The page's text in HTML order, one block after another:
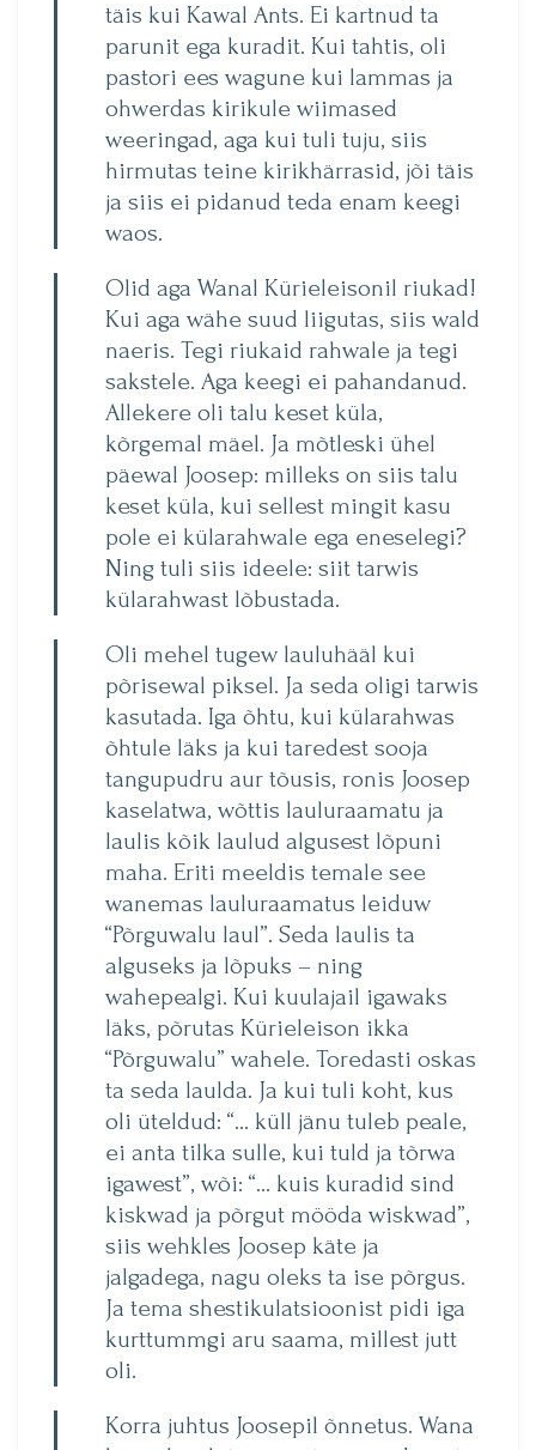
täis kui Kawal Ants. Ei kartnud ta
parunit ega kuradit. Kui tahtis, oli
pastori ees wagune kui lammas ja
ohwerdas kirikule wiimased
weeringad, aga kui tuli tuju, siis
hirmutas teine kirikhärrasid, jõi täis
ja siis ei pidanud teda enam keegi
waos.
Olid aga Wanal Kürieleisonil riukad!
Kui aga wähe suud liigutas, siis wald
naeris. Tegi riukaid rahwale ja tegi
sakstele. Aga keegi ei pahandanud.
Allekere oli talu keset küla,
kõrgemal mäel. Ja mõtleski ühel
päewal Joosep: milleks on siis talu
keset küla, kui sellest mingit kasu
pole ei külarahwale ega eneselegi?
Ning tuli siis ideele: siit tarwis
külarahwast lõbustada.
Oli mehel tugew lauluhääl kui
põrisewal piksel. Ja seda oligi tarwis
kasutada. Iga õhtu, kui külarahwas
õhtule läks ja kui taredest sooja
tangupudru aur tõusis, ronis Joosep
kaselatwa, wõttis lauluraamatu ja
laulis kõik laulud algusest lõpuni
maha. Eriti meeldis temale see
wanemas lauluraamatus leiduw
“Põrguwalu laul”. Seda laulis ta
alguseks ja lõpuks – ning
wahepealgi. Kui kuulajail igawaks
läks, põrutas Kürieleison ikka
“Põrguwalu” wahele. Toredasti oskas
ta seda laulda. Ja kui tuli koht, kus
oli üteldud: “… küll jänu tuleb peale,
ei anta tilka sulle, kui tuld ja tõrwa
igawest”, wõi: “… kuis kuradid sind
kiskwad ja põrgut mööda wiskwad”,
siis wehkles Joosep käte ja
jalgadega, nagu oleks ta ise põrgus.
Ja tema shestikulatsioonist pidi iga
kurttummgi aru saama, millest jutt
oli.
Korra juhtus Joosepil õnnetus. Wana